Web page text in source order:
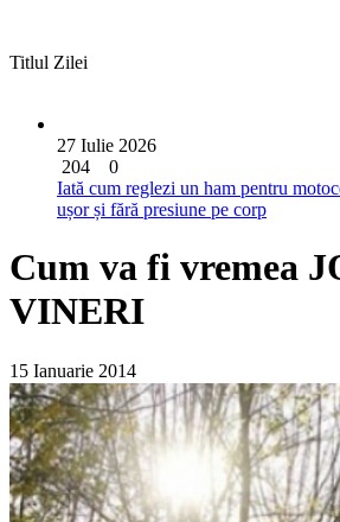
Titlul Zilei
27 Iulie 2026
204
0
Iată cum reglezi un ham pentru
ușor și fără presiune pe corp
Cum va fi vremea
VINERI
15 Ianuarie 2014